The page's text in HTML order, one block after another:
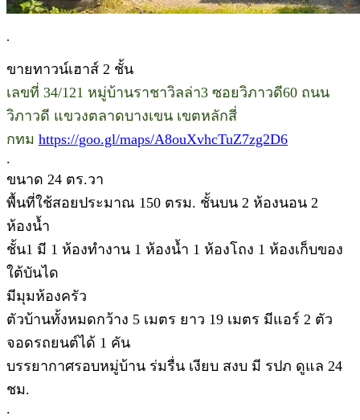
.
ขายทาวน์เฮาส์ 2 ชั้น
เลขที่ 34/121 หมู่บ้านราชาวิลล่า3 ซอยวิภาวดี60 ถนน
วิภาวดี แขวงตลาดบางเขน เขตหลักสี่
กทม https://goo.gl/maps/A8ouXvhcTuZ7zg2D6
.
ขนาด 24 ตร.วา
พื้นที่ใช้สอยประมาณ 150 ตรม. ชั้นบน 2 ห้องนอน 2
ห้องน้ำ
ชั้น1 มี 1 ห้องทำงาน 1 ห้องน้ำ 1 ห้องโถง 1 ห้องเก็บของ
ใต้บันได
มีมุมห้องครัว
ตัวบ้านทั้งหมดกว้าง 5 เมตร ยาว 19 เมตร มีแอร์ 2 ตัว
จอดรถยนต์ได้ 1 คัน
บรรยากาศรอบหมู่บ้าน ร่มรื่น เงียบ สงบ มี รปภ ดูแล 24
ชม.
.